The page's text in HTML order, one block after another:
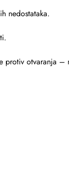
nedostataka.
protiv otvaranja –